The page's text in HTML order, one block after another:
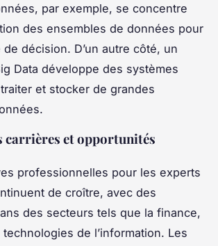
par exemple, se concentre
des ensembles de données pour
décision. D’un autre côté, un
Data développe des systèmes
et stocker de grandes
carrières et opportunités
professionnelles pour les experts
de croître, avec des
des secteurs tels que la finance,
de l’information. Les